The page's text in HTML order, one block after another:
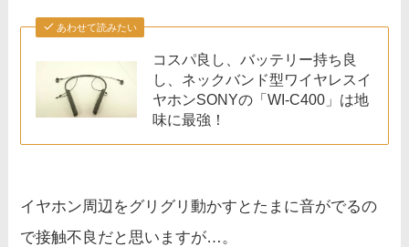
あわせて読みたい
コスパ良し、バッテリー持ち良
し、ネックバンド型ワイヤレスイ
ヤホンSONYの「WI-C400」は地
味に最強！
イヤホン周辺をグリグリ動かすとたまに音がでるの
で接触不良だと思いますが…。